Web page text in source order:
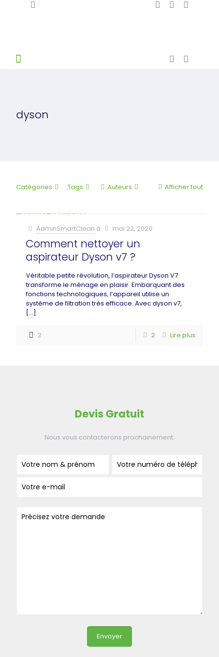
dyson
Catégories Tags Auteurs Afficher tout
AdminSmartClean à mai 22, 2020
Comment nettoyer un
aspirateur Dyson v7 ?
Véritable petite révolution, l’aspirateur Dyson V7
transforme le ménage en plaisir. Embarquant des
fonctions technologiques, l’appareil utilise un
système de filtration très efficace. Avec dyson v7,
[…]
2 2 Lire plus
Devis Gratuit
Nous vous contacterons prochainement.